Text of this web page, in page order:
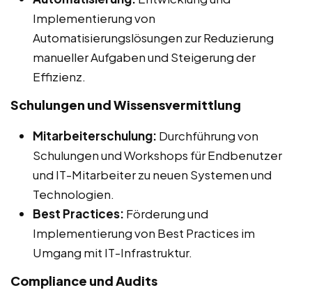
Implementierung von
Automatisierungslösungen zur Reduzierung
manueller Aufgaben und Steigerung der
Effizienz.
Schulungen und Wissensvermittlung
Mitarbeiterschulung: Durchführung von
Schulungen und Workshops für Endbenutzer
und IT-Mitarbeiter zu neuen Systemen und
Technologien.
Best Practices: Förderung und
Implementierung von Best Practices im
Umgang mit IT-Infrastruktur.
Compliance und Audits